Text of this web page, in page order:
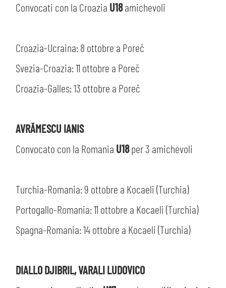
Convocati con la Croazia U18amichevoli
Croazia-Ucraina: 8 ottobre a Poreč
Svezia-Croazia: 11 ottobre a Poreč
Croazia-Galles: 13 ottobre a Poreč
AVRĂMESCU IANIS
Convocato con la Romania U18per 3 amichevoli
Turchia-Romania: 9 ottobre a Kocaeli (Turchia)
Portogallo-Romania: 11 ottobre a Kocaeli (Turchia)
Spagna-Romania: 14 ottobre a Kocaeli (Turchia)
DIALLO DJIBRIL, VARALI LUDOVICO